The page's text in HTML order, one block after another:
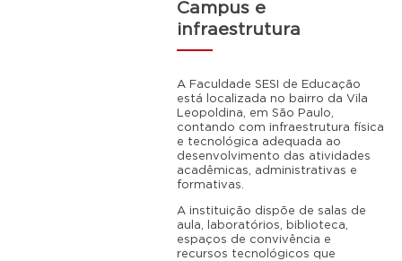
Campus e
infraestrutura
A Faculdade SESI de Educação
está localizada no bairro da Vila
Leopoldina, em São Paulo,
contando com infraestrutura física
e tecnológica adequada ao
desenvolvimento das atividades
acadêmicas, administrativas e
formativas.
A instituição dispõe de salas de
aula, laboratórios, biblioteca,
espaços de convivência e
recursos tecnológicos que